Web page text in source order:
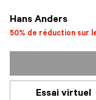
Hans Anders
50% de réduction sur
Essai virtuel